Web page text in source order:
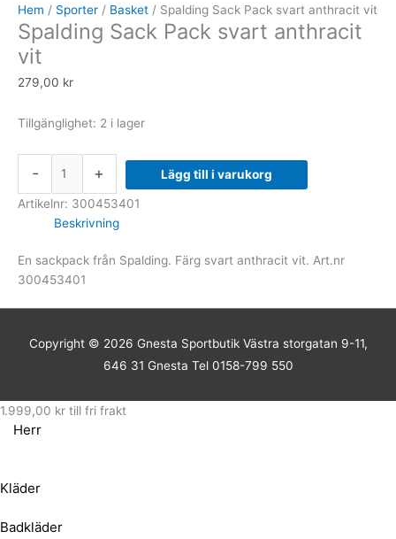
Hem / Sporter / Basket / Spalding Sack Pack svart anthracit vit
Spalding Sack Pack svart anthracit
vit
279,00 kr
Tillgänglighet: 2 i lager
-
svart
anthracit
vit
mängd
+ Lägg till i varukorg
Artikelnr: 300453401
Beskrivning
En sackpack från Spalding. Färg svart anthracit vit. Art.nr
300453401
Copyright © 2026 Gnesta SportbutikVästra storgatan 9-11,
646 31 Gnesta Tel 0158-799 550
1.999,00 kr till fri frakt
Herr
Kläder
Badkläder